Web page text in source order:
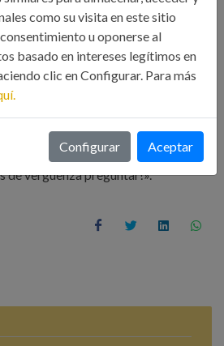
animó a los presentes «a que
para poder encauzar vuestra
y recordó que «hay que estar a la
Cuando uno es joven tiene
y ampliar los conocimientos.
y preguntar lo que no entendéis o
dé vergüenza preguntar!».
como su visita en este sitio
u oponerse al
basado en intereses legítimos en
clic en Configurar. Para más
Configurar Aceptar